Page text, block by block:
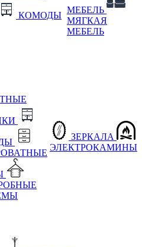
КОМОДЫ
МЕБЕЛЬ
МЯГКАЯ
МЕБЕЛЬ
ЗЕРКАЛА
ЭЛЕКТРОКАМИНЫ